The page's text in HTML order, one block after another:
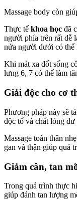
Massage body còn
Thực tế khoa học đã
người phía trên rất dễ
nửa người dưới có thể
Khi mát xa đốt sống
lưng 6, 7 có thể làm
Giải độc cho cơ
Phương pháp này sẽ
độc tố và chất lỏng
Massage toàn thân
gan và thận giúp quá
Giảm cân, tan
Trong quá trình thực
giúp đánh tan lượng